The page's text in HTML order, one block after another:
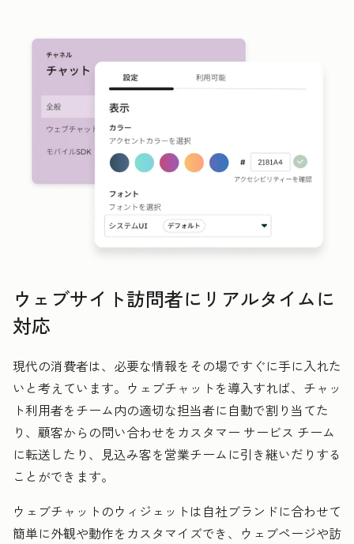
ウェブサイト訪問者にリアルタイムに
対応
現代の消費者は、必要な情報をその場ですぐに手に入れた
いと考えています。ウェブチャットを導入すれば、チャッ
ト利用者をチーム内の適切な担当者に自動で割り当てた
り、顧客からの問い合わせをカスタマー サービス チーム
に転送したり、見込み客を営業チームに引き継いだりする
ことができます。
ウェブチャットのウィジェットは自社ブランドに合わせて
簡単に外観や動作をカスタマイズでき、ウェブページや訪